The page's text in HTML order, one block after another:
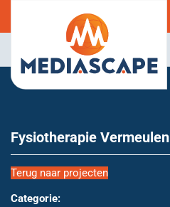
Fysiotherapie Vermeulen
Terug naar projecten
Categorie: